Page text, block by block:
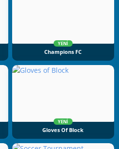
YENI
Champions FC
YENI
Gloves Of Block